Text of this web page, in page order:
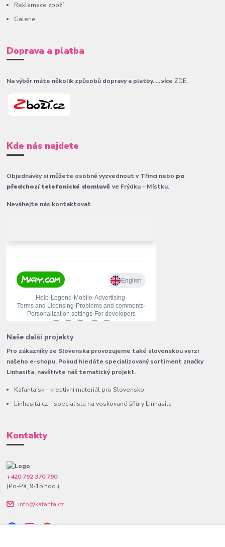
Reklamace zboží
Galerie
Doprava a platba
Na výběr máte několik způsobů dopravy a platby......více ZDE.
Kde nás najdete
Objednávky si můžete osobně vyzvednout v Třinci nebo po
předchozí telefonické domluvěve Frýdku - Místku.
Neváhejte nás kontaktovat.
Naše další projekty
Pro zákazníky ze Slovenska provozujeme také slovenskou verzi
našeho e-shopu. Pokud hledáte specializovaný sortiment značky
Linhasita, navštivte náš tematický projekt.
Kafanta.sk – kreativní materiál pro Slovensko
Linhasita.cz – specialista na voskované šňůry Linhasita
Kontakty
+420 792 370 790
(Po-Pá, 9-15 hod.)
info@kafanta.cz